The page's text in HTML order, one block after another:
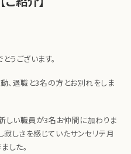
うございます。
、退職と3名の方とお別れをしま
しい職員が3名お仲間に加わりま
寂しさを感じていたサンセリテ月
した。